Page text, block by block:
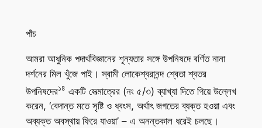
পাঁচ
আমরা আধুনিক পদার্থবিজ্ঞানের শূন্যতার সঙ্গে উপনিষদে বর্ণিত নানা
দর্শনের মিল খুঁজে পাই। স্বামী লোকেশ্বরানন্দ শ্বেতা শ্বতর
উপনিষদের১৪ একটি সেত্মাত্রের (নং ৫/৩) ব্যাখ্যা দিতে গিয়ে উল্লেখ
করেন, ‘বেদান্ত মতে সৃষ্টি ও ধ্বংস, অর্থাৎ জগতের ব্যক্ত হওয়া এবং
অব্যক্ত অবস্থায় ফিরে যাওয়া’ – এ অনন্তকাল ধরেই চলছে।